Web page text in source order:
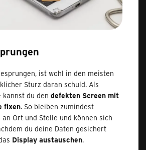
ist wohl in den meisten
Sturz daran schuld. Als
kannst du den defekten Screen mit
fixen. So bleiben zumindest
Ort und Stelle und können sich
du deine Daten gesichert
Display austauschen.